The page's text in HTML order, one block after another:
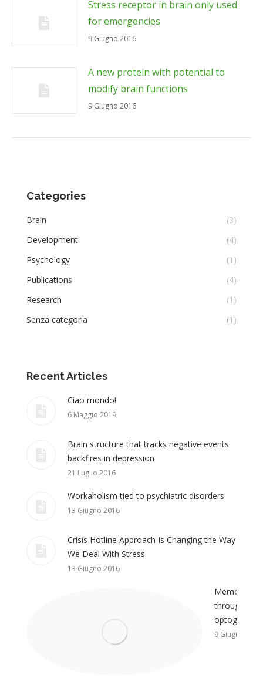
A new protein with potential to
modify brain functions
9 Giugno 2016
Categories
Psychology
Publications
(4)
Research
(1)
Senza categoria
(1)
Recent Articles
Brain structure that tracks negative events
backfires in depression
21 Luglio 2016
13 Giugno 2016
Crisis Hotline Approach Is Changing the Way
We Deal With Stress
13 Giugno 2016
9 Giugno 2016
premium WordPress themes
Copyright @ 2020 Editions.it